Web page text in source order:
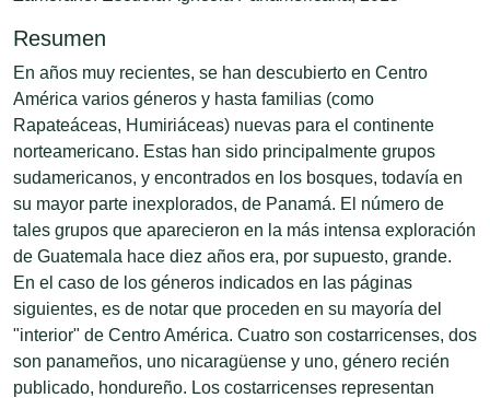
Resumen
En años muy recientes, se han descubierto en Centro
América varios géneros y hasta familias (como
Rapateáceas, Humiriáceas) nuevas para el continente
norteamericano. Estas han sido principalmente grupos
sudamericanos, y encontrados en los bosques, todavía en
su mayor parte inexplorados, de Panamá. El número de
tales grupos que aparecieron en la más intensa exploración
de Guatemala hace diez años era, por supuesto, grande.
En el caso de los géneros indicados en las páginas
siguientes, es de notar que proceden en su mayoría del
"interior" de Centro América. Cuatro son costarricenses, dos
son panameños, uno nicaragüense y uno, género recién
publicado, hondureño. Los costarricenses representan